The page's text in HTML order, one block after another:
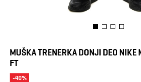
MUŠKA TRENERKA DONJI DEO NIKE
FT
-40%